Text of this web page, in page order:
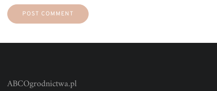
ABCOgrodnictwa.pl